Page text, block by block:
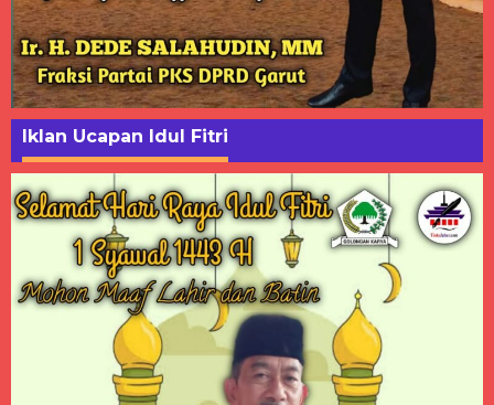
Iklan Ucapan Idul Fitri